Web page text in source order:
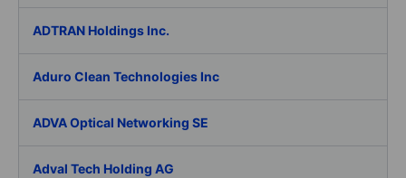
ADTRAN Holdings Inc.
Aduro Clean Technologies Inc
ADVA Optical Networking SE
Adval Tech Holding AG